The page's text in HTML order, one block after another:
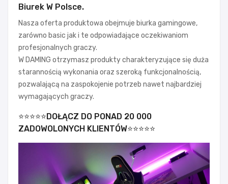
Biurek W Polsce.
Nasza oferta produktowa obejmuje biurka gamingowe,
zarówno basic jak i te odpowiadające oczekiwaniom
profesjonalnych graczy.
W DAMING otrzymasz produkty charakteryzujące się duża
starannością wykonania oraz szeroką funkcjonalnością,
pozwalającą na zaspokojenie potrzeb nawet najbardziej
wymagających graczy.
⭐⭐⭐⭐⭐DOŁĄCZ DO PONAD 20 000
ZADOWOLONYCH KLIENTÓW⭐⭐⭐⭐⭐